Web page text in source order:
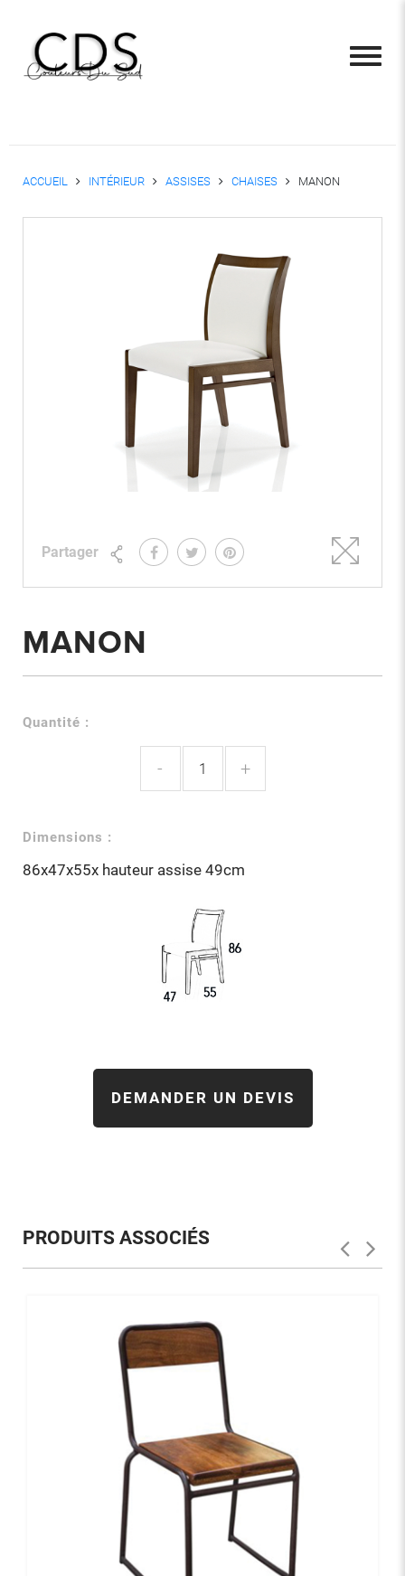
ACCUEIL INTÉRIEUR ASSISES CHAISES MANON
Partager
MANON
Quantité :
- +
Dimensions :
86x47x55x hauteur assise 49cm
DEMANDER UN DEVIS
PRODUITS ASSOCIÉS